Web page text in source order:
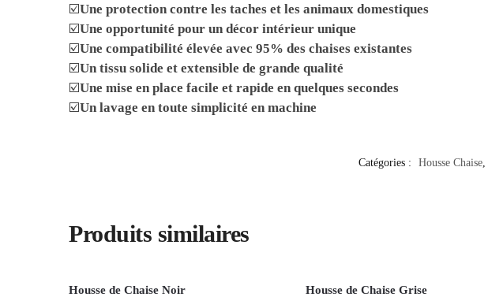
☑️Une protection contre les taches et les animaux domestiques
☑️Une opportunité pour un décor intérieur unique
☑️Une compatibilité élevée avec 95% des chaises existantes
☑️Un tissu solide et extensible de grande qualité
☑️Une mise en place facile et rapide en quelques secondes
☑️Un lavage en toute simplicité en machine
Catégories : Housse Chaise,
Produits similaires
Housse de Chaise Noir Housse de Chaise Grise